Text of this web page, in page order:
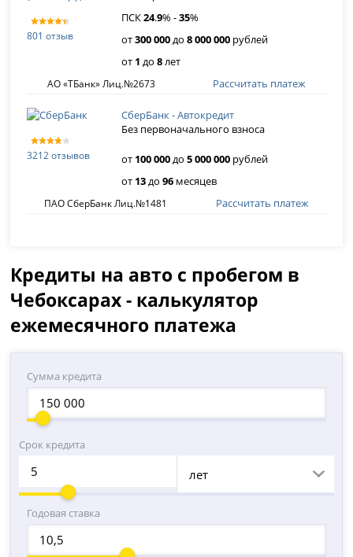
801 отзыв
ПСК24.9% -35%
от300 000до8 000 000 рублей
от 1 до8лет
АО «ТБанк» Лиц.№2673 Рассчитать платеж
3212 отзывов
СберБанк - Автокредит
Без первоначального взноса
от 100 000до5 000 000 рублей
от 13до96 месяцев
ПАО СберБанк Лиц.№1481 Рассчитать платеж
Кредиты на авто с пробегом в
Чебоксарах - калькулятор
ежемесячного платежа
Сумма кредита
Срок кредита
лет
Годовая ставка